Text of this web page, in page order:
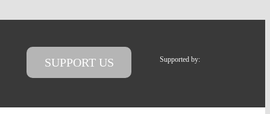
SUPPORT US Supported by: